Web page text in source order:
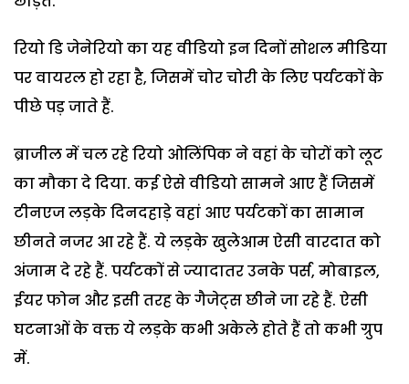
रियो डि जेनेरियो का यह वीडियो इन दिनों सोशल मीडिया
पर वायरल हो रहा है, जिसमें चोर चोरी के लिए पर्यटकों के
पीछे पड़ जाते हैं.
ब्राजील में चल रहे रियो ओलिंपिक ने वहां के चोरों को लूट
का मौका दे दिया. कई ऐसे वीडियो सामने आए हैं जिसमें
टीनएज लड़के दिनदहाड़े वहां आए पर्यटकों का सामान
छीनते नजर आ रहे हैं. ये लड़के खुलेआम ऐसी वारदात को
अंजाम दे रहे हैं. पर्यटकों से ज्यादातर उनके पर्स, मोबाइल,
ईयर फोन और इसी तरह के गैजेट्स छीने जा रहे हैं. ऐसी
घटनाओं के वक्त ये लड़के कभी अकेले होते हैं तो कभी ग्रुप
में.